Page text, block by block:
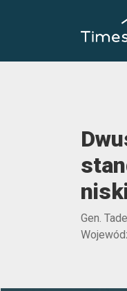
Gen.